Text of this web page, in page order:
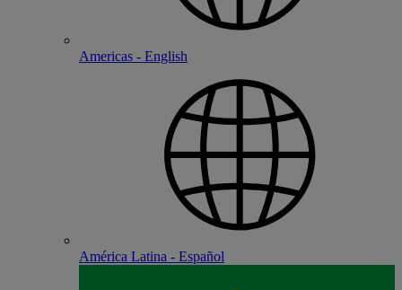
Americas - English
América Latina - Español